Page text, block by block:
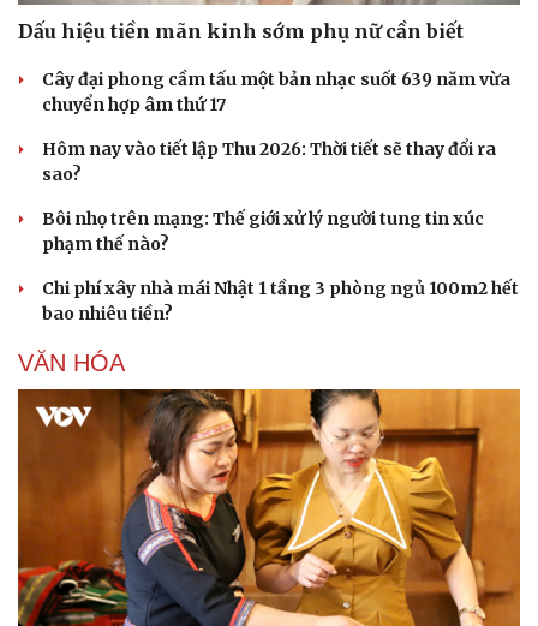
Dấu hiệu tiền mãn kinh sớm phụ nữ cần biết
Cây đại phong cầm tấu một bản nhạc suốt 639 năm vừa
chuyển hợp âm thứ 17
Hôm nay vào tiết lập Thu 2026: Thời tiết sẽ thay đổi ra
sao?
Bôi nhọ trên mạng: Thế giới xử lý người tung tin xúc
phạm thế nào?
Chi phí xây nhà mái Nhật 1 tầng 3 phòng ngủ 100m2 hết
bao nhiêu tiền?
VĂN HÓA